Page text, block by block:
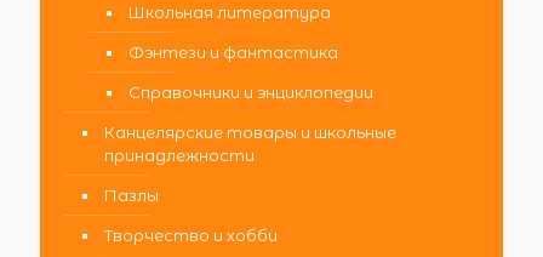
Школьная литература
Фэнтези и фантастика
Справочники и энциклопедии
Канцелярские товары и школьные
принадлежности
Пазлы
Творчество и хобби